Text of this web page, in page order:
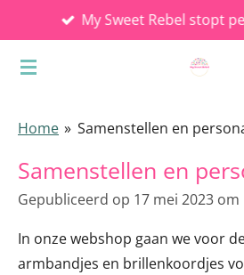
direct
naar
hoofdinhoud
My Sweet Rebel stopt
Home » Samenstellen en
Samenstellen en
Gepubliceerd op 17 mei 2023 om
In onze webshop gaan we voor
armbandjes en brillenkoordjes